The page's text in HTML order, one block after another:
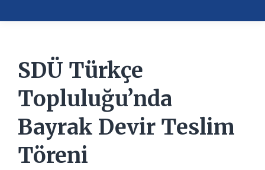
SDÜ Türkçe
Topluluğu’nda
Bayrak Devir Teslim
Töreni